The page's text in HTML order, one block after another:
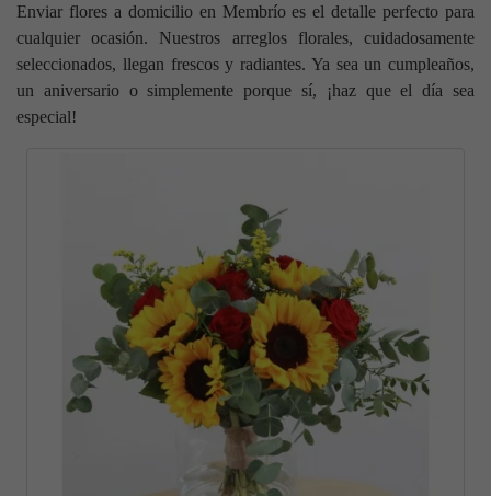
Enviar flores a domicilio en Membrío es el detalle perfecto para
cualquier ocasión. Nuestros arreglos florales, cuidadosamente
seleccionados, llegan frescos y radiantes. Ya sea un cumpleaños,
un aniversario o simplemente porque sí, ¡haz que el día sea
especial!